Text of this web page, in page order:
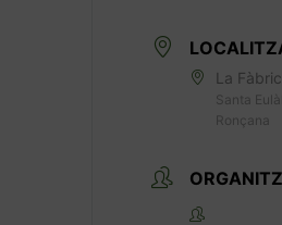
La
Santa
Ronçana